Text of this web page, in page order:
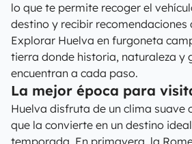
lo que te permite recoger el
destino y recibir recomendaciones
Explorar Huelva en furgoneta
tierra donde historia, naturaleza y
encuentran a cada paso.
La mejor época para
Huelva disfruta de un clima suave
que la convierte en un destino
temporada. En primavera, la